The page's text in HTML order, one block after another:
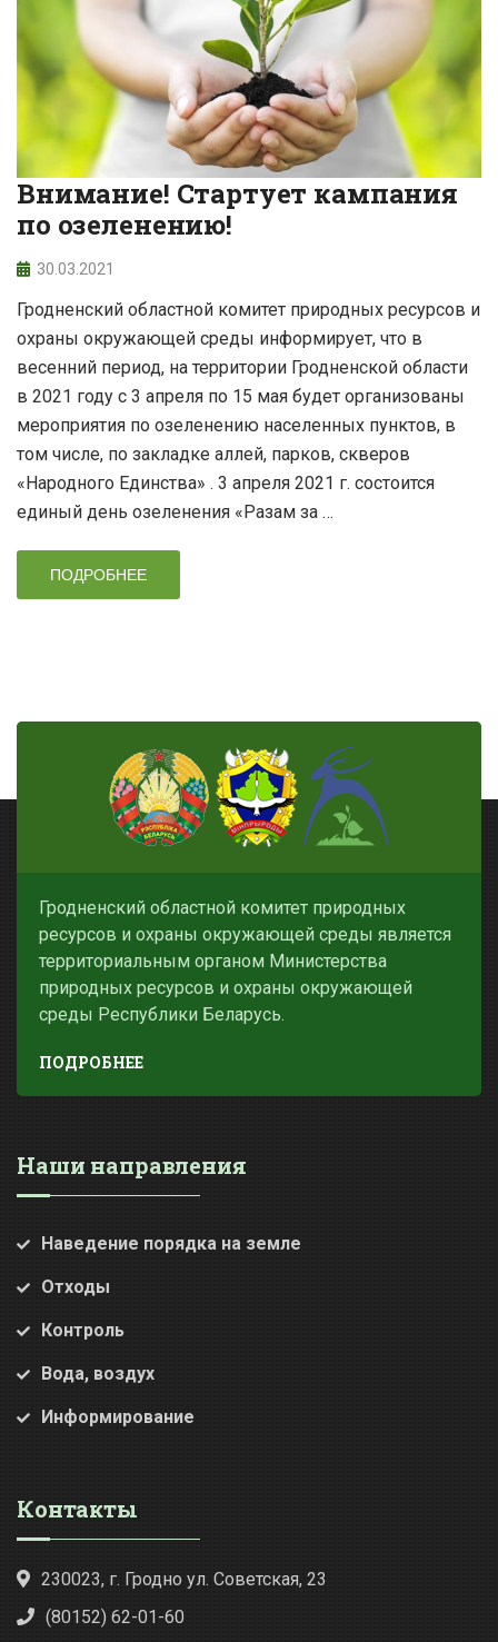
Внимание! Стартует кампания
по озеленению!
30.03.2021
Гродненский областной комитет природных ресурсов и
охраны окружающей среды информирует, что в
весенний период, на территории Гродненской области
в 2021 году с 3 апреля по 15 мая будет организованы
мероприятия по озеленению населенных пунктов, в
том числе, по закладке аллей, парков, cкверов
«Народного Единства» . 3 апреля 2021 г. состоится
единый день озеленения «Разам за …
ПОДРОБНЕЕ
Гродненский областной комитет природных
ресурсов и охраны окружающей среды является
территориальным органом Министерства
природных ресурсов и охраны окружающей
среды Республики Беларусь.
ПОДРОБНЕЕ
Наши направления
Наведение порядка на земле
Отходы
Контроль
Вода, воздух
Информирование
Контакты
230023, г. Гродно ул. Советская, 23
(80152) 62-01-60